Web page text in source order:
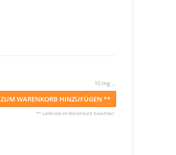
10 mg ...
ZUM WARENKORB HINZUFÜGEN **
** Lieferzeit im Warenkorb beachten